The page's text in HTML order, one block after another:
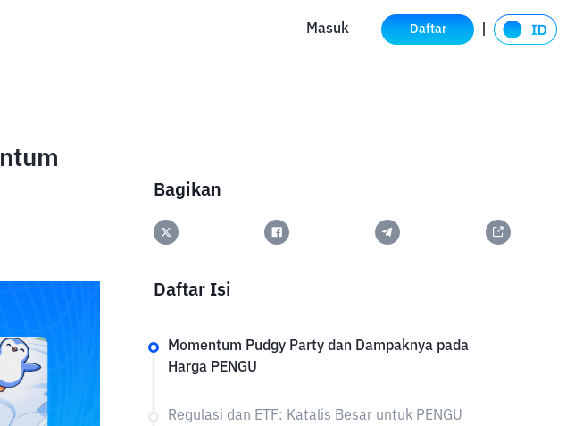
Masuk Daftar
Bagikan
Daftar Isi
Momentum Pudgy Party dan Dampaknya pada
Harga PENGU
Regulasi dan ETF: Katalis Besar untuk PENGU